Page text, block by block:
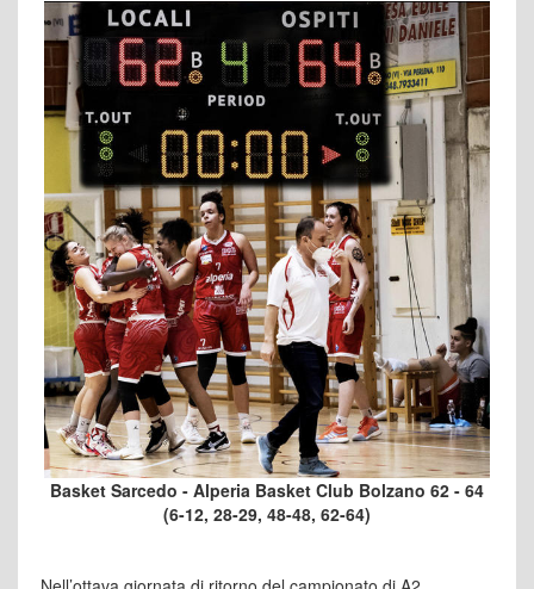
Basket Sarcedo - Alperia Basket Club Bolzano 62 - 64
(6-12, 28-29, 48-48, 62-64)